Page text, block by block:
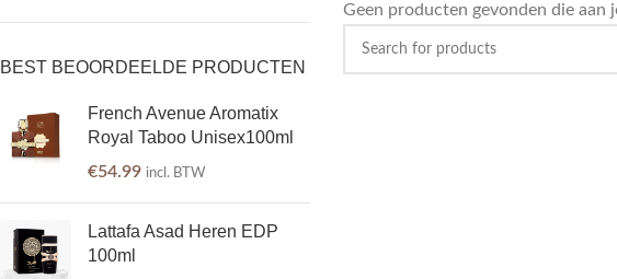
BEST BEOORDEELDE PRODUCTEN
French Avenue Aromatix
Royal Taboo Unisex100ml
€54.99 incl. BTW
Lattafa Asad Heren EDP
100ml
Geen producten gevonden die aan